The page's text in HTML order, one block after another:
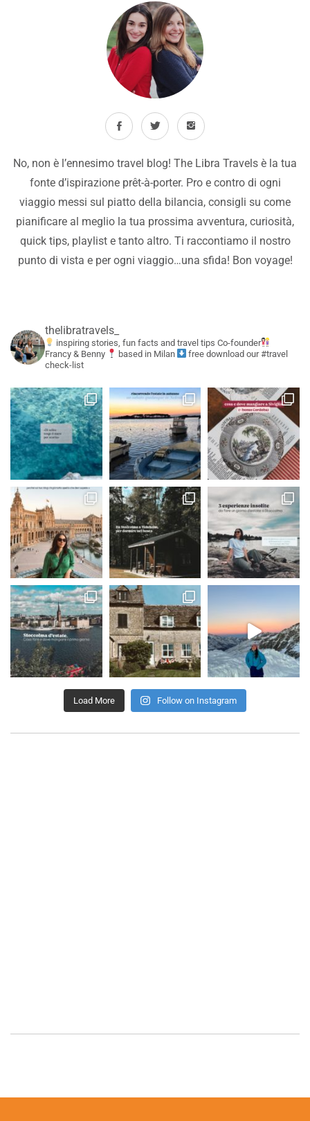
No, non è l’ennesimo travel blog! The Libra Travels è la tua
fonte d’ispirazione prêt-à-porter. Pro e contro di ogni
viaggio messi sul piatto della bilancia, consigli su come
pianificare al meglio la tua prossima avventura, curiosità,
quick tips, playlist e tanto altro. Ti raccontiamo il nostro
punto di vista e per ogni viaggio…una sfida! Bon voyage!
thelibratravels_
inspiring stories, fun facts and travel tips Co-founder
Francy & Benny
based in Milan
free download our #travel
check-list
Load More Follow on Instagram